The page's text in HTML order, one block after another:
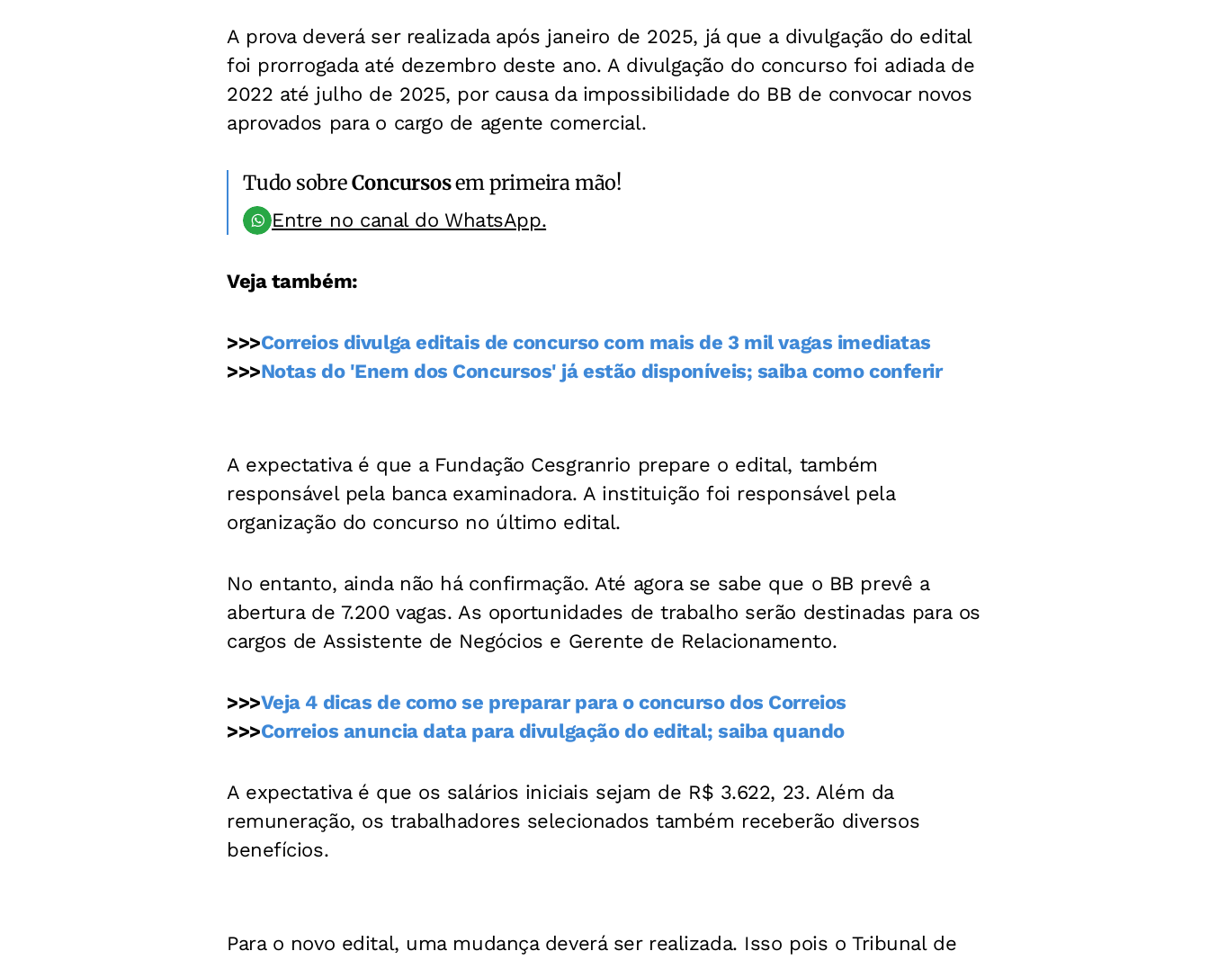
A prova deverá ser realizada após janeiro de 2025, já que a divulgação do edital
foi prorrogada até dezembro deste ano. A divulgação do concurso foi adiada de
2022 até julho de 2025, por causa da impossibilidade do BB de convocar novos
aprovados para o cargo de agente comercial.
Tudo sobreConcursosem primeira mão!
Entre no canal do WhatsApp.
Veja também:
>>>Correios divulga editais de concurso com mais de 3 mil vagas imediatas
>>>Notas do 'Enem dos Concursos' já estão disponíveis; saiba como conferir
A expectativa é que a Fundação Cesgranrio prepare o edital, também
responsável pela banca examinadora. A instituição foi responsável pela
organização do concurso no último edital.
No entanto, ainda não há confirmação. Até agora se sabe que o BB prevê a
abertura de 7.200 vagas. As oportunidades de trabalho serão destinadas para os
cargos de Assistente de Negócios e Gerente de Relacionamento.
>>>Veja 4 dicas de como se preparar para o concurso dos Correios
>>>Correios anuncia data para divulgação do edital; saiba quando
A expectativa é que os salários iniciais sejam de R$ 3.622, 23. Além da
remuneração, os trabalhadores selecionados também receberão diversos
benefícios.
Para o novo edital, uma mudança deverá ser realizada. Isso pois o Tribunal de